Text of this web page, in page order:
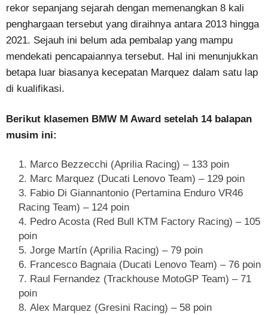
rekor sepanjang sejarah dengan memenangkan 8 kali
penghargaan tersebut yang diraihnya antara 2013 hingga
2021. Sejauh ini belum ada pembalap yang mampu
mendekati pencapaiannya tersebut. Hal ini menunjukkan
betapa luar biasanya kecepatan Marquez dalam satu lap
di kualifikasi.
Berikut klasemen BMW M Award setelah 14 balapan
musim ini:
Marco Bezzecchi (Aprilia Racing) – 133 poin
Marc Marquez (Ducati Lenovo Team) – 129 poin
Fabio Di Giannantonio (Pertamina Enduro VR46
Racing Team) – 124 poin
Pedro Acosta (Red Bull KTM Factory Racing) – 105
poin
Jorge Martín (Aprilia Racing) – 79 poin
Francesco Bagnaia (Ducati Lenovo Team) – 76 poin
Raul Fernandez (Trackhouse MotoGP Team) – 71
poin
Alex Marquez (Gresini Racing) – 58 poin